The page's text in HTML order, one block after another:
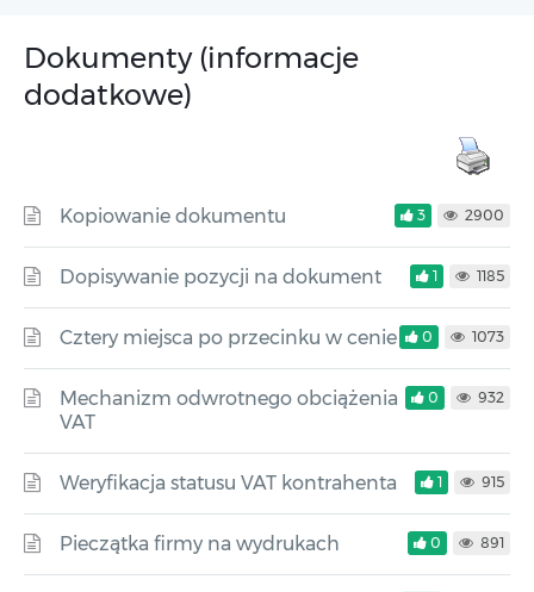
Dokumenty (informacje
dodatkowe)
Kopiowanie dokumentu 3 2900
Dopisywanie pozycji na dokument 1 1185
Cztery miejsca po przecinku w cenie 0 1073
Mechanizm odwrotnego obciążenia
VAT
0 932
Weryfikacja statusu VAT kontrahenta 1 915
Pieczątka firmy na wydrukach 0 891